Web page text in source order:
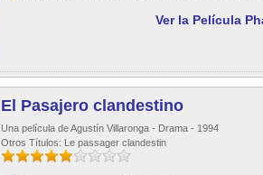
Ver la Película
El Pasajero clandestino
Una película de Agustín Villaronga - Drama - 1994
Otros Títulos: Le passager clandestin